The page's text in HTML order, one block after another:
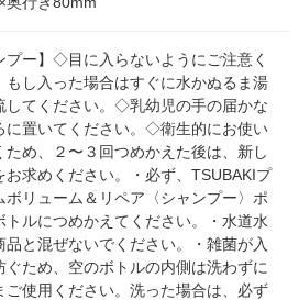
プー】◇目に入らないようにご注意く
もし入った場合はすぐに水かぬるま湯
してください。◇乳幼児の手の届かな
に置いてください。◇衛生的にお使い
ため、２〜３回つめかえた後は、新し
お求めください。・必ず、TSUBAKIプ
ボリューム＆リペア〈シャンプー〉ポ
トルにつめかえてください。・水道水
品と混ぜないでください。・雑菌が入
ぐため、空のボトルの内側は洗わずに
ご使用ください。洗った場合は、必ず